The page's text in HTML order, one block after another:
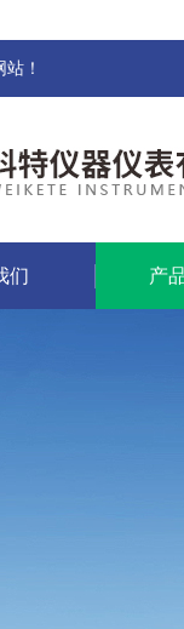
！
们 产